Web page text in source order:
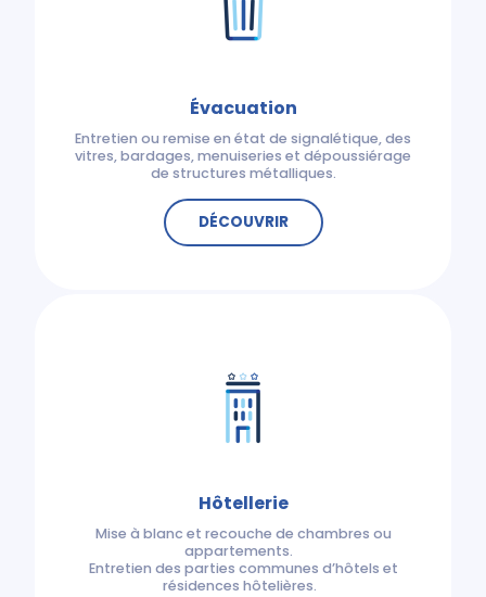
Évacuation
Entretien ou remise en état de signalétique, des
vitres, bardages, menuiseries et dépoussiérage
de structures métalliques.
DÉCOUVRIR
Hôtellerie
Mise à blanc et recouche de chambres ou
appartements.
Entretien des parties communes d’hôtels et
résidences hôtelières.